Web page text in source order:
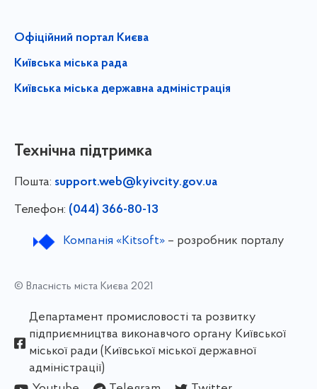
Офіційний портал Києва
Київська міська рада
Київська міська державна адміністрація
Технічна підтримка
Пошта: support.web@kyivcity.gov.ua
Телефон: (044) 366-80-13
Компанія «Kitsoft»– розробник порталу
© Власність міста Києва 2021
Департамент промисловості та розвитку
підприємництва виконавчого органу Київської
міської ради (Київської міської державної
адміністрації)